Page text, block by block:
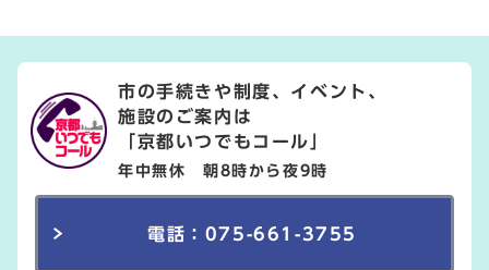
市の手続きや制度、イベント、
施設のご案内は
「京都いつでもコール」
年中無休 朝8時から夜9時
電話：075-661-3755